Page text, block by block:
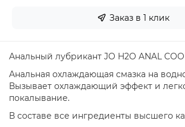
Заказ в 1 клик
Анальный лубрикант JO H2O ANAL
Анальная охлаждающая смазка на
Вызывает охлаждающий эффект и
покалывание.
В составе все ингредиенты высшего